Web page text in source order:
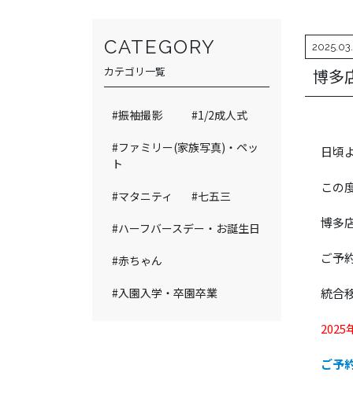
博多
日頃
この
博多
ご予
統合
2025
ご予
CATEGORY
カテゴリ一覧
#振袖撮影 #1/2成人式
#ファミリー(家族写真)・ペッ
ト
#マタニティ #七五三
#ハーフバースデー・お誕生日
#赤ちゃん
#入園入学・卒園卒業